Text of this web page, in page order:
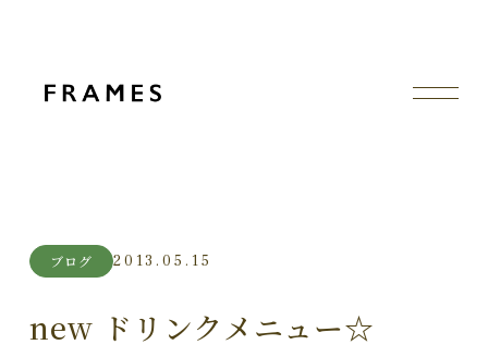
ブログ 2013.05.15
new ドリンクメニュー☆